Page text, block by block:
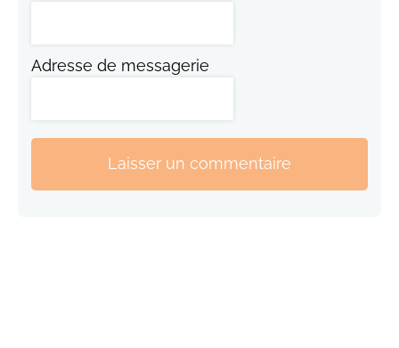
Adresse de messagerie
Laisser un commentaire